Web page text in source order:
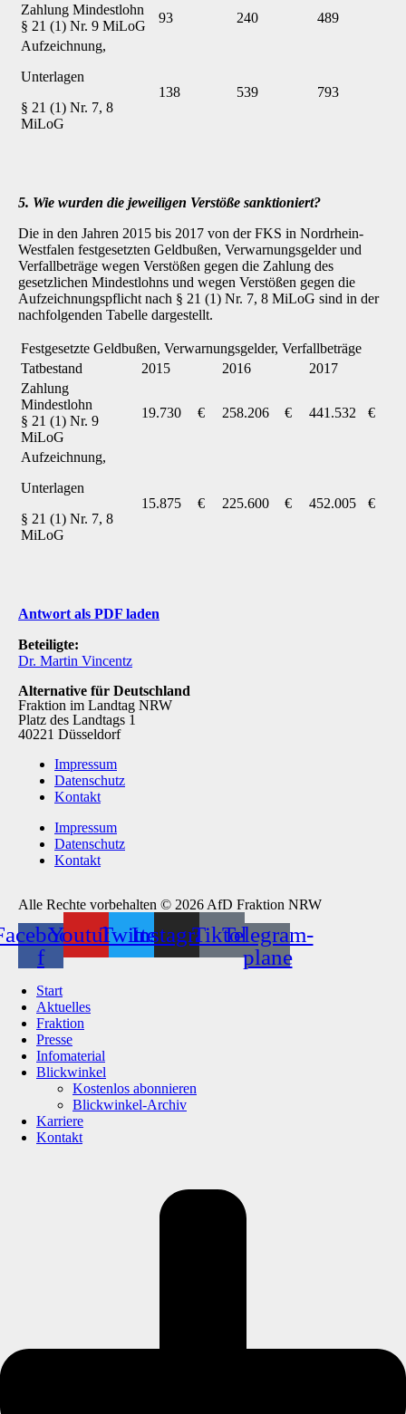
Zahlung Mindestlohn
§ 21 (1) Nr. 9 MiLoG
93 240
489
Aufzeichnung,
Unterlagen
§ 21 (1) Nr. 7, 8
MiLoG
138 539 793
5. Wie wurden die jeweiligen Verstöße sanktioniert?
Die in den Jahren 2015 bis 2017 von der FKS in Nordrhein-
Westfalen festgesetzten Geldbußen, Verwarnungsgelder und
Verfallbeträge wegen Verstößen gegen die Zahlung des
gesetzlichen Mindestlohns und wegen Verstößen gegen die
Aufzeichnungspflicht nach § 21 (1) Nr. 7, 8 MiLoG sind in der
nachfolgenden Tabelle dargestellt.
Festgesetzte Geldbußen, Verwarnungsgelder, Verfallbeträge
Tatbestand
2015 2016
2017
Zahlung
Mindestlohn
§ 21 (1) Nr. 9
MiLoG
19.730 € 258.206 € 441.532 €
Aufzeichnung,
Unterlagen
§ 21 (1) Nr. 7, 8
MiLoG
15.875 € 225.600 € 452.005 €
Antwort als PDF laden
Beteiligte:
Dr. Martin Vincentz
Alternative für Deutschland
Fraktion im Landtag NRW
Platz des Landtags 1
40221 Düsseldorf
Impressum
Datenschutz
Kontakt
Impressum
Datenschutz
Kontakt
Alle Rechte vorbehalten © 2026 AfD Fraktion NRW
f
YoutubeTwitterInstagramTiktokTelegram-
plane
Start
Aktuelles
Fraktion
Presse
Infomaterial
Blickwinkel
Kostenlos abonnieren
Blickwinkel-Archiv
Karriere
Kontakt